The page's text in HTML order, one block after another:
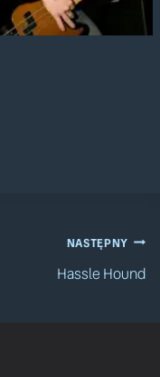
NASTĘPNY
Hassle Hound